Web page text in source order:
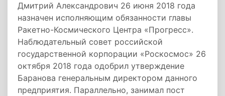
Дмитрий Александрович 26 июня 2018 года
назначен исполняющим обязанности главы
Ракетно-Космического Центра «Прогресс».
Наблюдательный совет российской
государственной корпорации «Роскосмос» 26
октября 2018 года одобрил утверждение
Баранова генеральным директором данного
предприятия. Параллельно, занимал пост